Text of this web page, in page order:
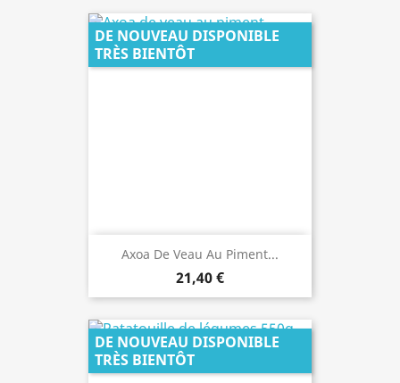
Axoa De Veau Au Piment...
21,40 €
DE NOUVEAU DISPONIBLE
TRÈS BIENTÔT
DE NOUVEAU DISPONIBLE
TRÈS BIENTÔT